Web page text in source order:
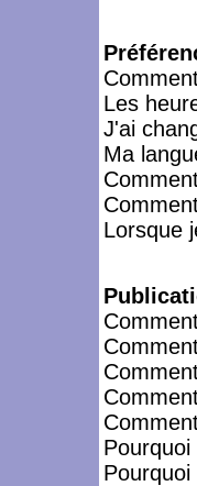
Les
J'ai
Ma
Lorsque